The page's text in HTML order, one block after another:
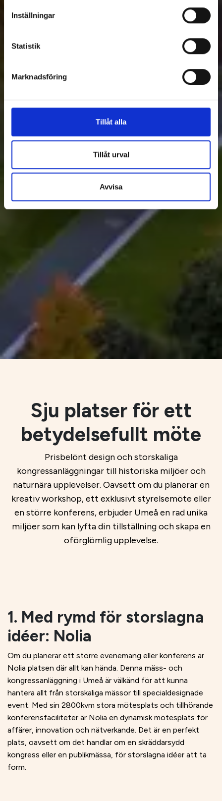
Inställningar
Statistik
Marknadsföring
Tillåt alla
Tillåt urval
Avvisa
Sju platser för ett
betydelsefullt möte
Prisbelönt design och storskaliga
kongressanläggningar till historiska miljöer och
naturnära upplevelser. Oavsett om du planerar en
kreativ workshop, ett exklusivt styrelsemöte eller
en större konferens, erbjuder Umeå en rad unika
miljöer som kan lyfta din tillställning och skapa en
oförglömlig upplevelse.
1. Med rymd för storslagna
idéer: Nolia
Om du planerar ett större evenemang eller konferens är
Nolia platsen där allt kan hända. Denna mäss- och
kongressanläggning i Umeå är välkänd för att kunna
hantera allt från storskaliga mässor till specialdesignade
event. Med sin 2800kvm stora mötesplats och tillhörande
konferensfaciliteter är Nolia en dynamisk mötesplats för
affärer, innovation och nätverkande. Det är en perfekt
plats, oavsett om det handlar om en skräddarsydd
kongress eller en publikmässa, för storslagna idéer att ta
form.